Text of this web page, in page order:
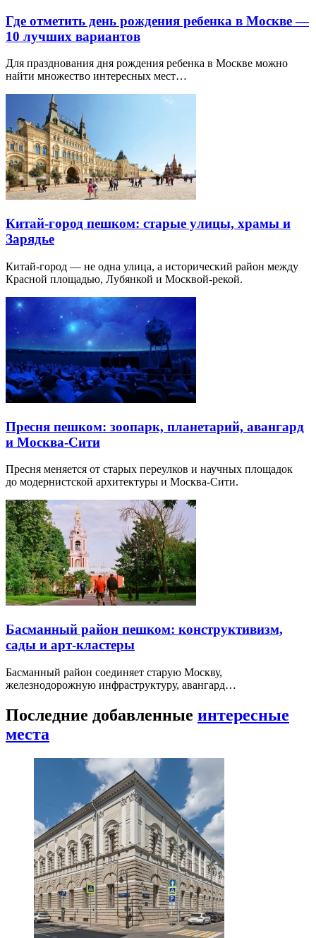
Где отметить день рождения ребенка в Москве —
10 лучших вариантов
Для празднования дня рождения ребенка в Москве можно
найти множество интересных мест…
Китай-город пешком: старые улицы, храмы и
Зарядье
Китай-город — не одна улица, а исторический район между
Красной площадью, Лубянкой и Москвой-рекой.
Пресня пешком: зоопарк, планетарий, авангард
и Москва-Сити
Пресня меняется от старых переулков и научных площадок
до модернистской архитектуры и Москва-Сити.
Басманный район пешком: конструктивизм,
сады и арт-кластеры
Басманный район соединяет старую Москву,
железнодорожную инфраструктуру, авангард…
Последние добавленные интересные
места